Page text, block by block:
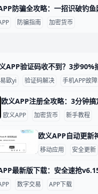
防骗指南 加密货币
歐yi 验证码解决 手机APP故障
欧义APP 加密货币 新手教程
移动应用 安全更新
数字交易 APP下载